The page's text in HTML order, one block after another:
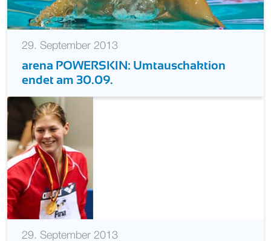
29. September 2013
arena POWERSKIN: Umtauschaktion
endet am 30.09.
29. September 2013